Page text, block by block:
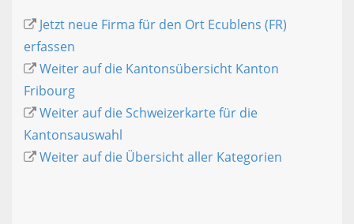
Jetzt neue Firma für den Ort Ecublens (FR)
erfassen
Weiter auf die Kantonsübersicht Kanton
Fribourg
Weiter auf die Schweizerkarte für die
Kantonsauswahl
Weiter auf die Übersicht aller Kategorien